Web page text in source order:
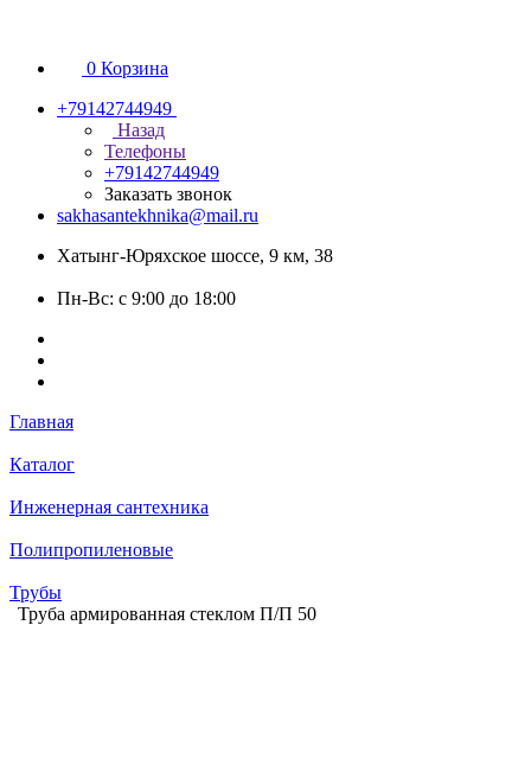
0 Корзина
+79142744949
Назад
Телефоны
+79142744949
Заказать звонок
sakhasantekhnika@mail.ru
Хатынг-Юряхское шоссе, 9 км, 38
Пн-Вс: с 9:00 до 18:00
Главная
Каталог
Инженерная сантехника
Полипропиленовые
Трубы
Труба армированная стеклом П/П 50